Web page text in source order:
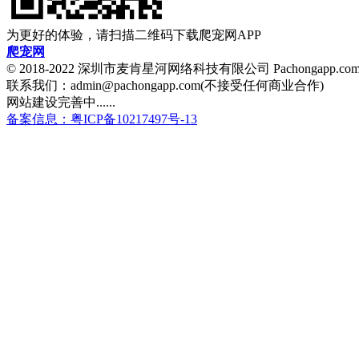
为更好的体验，请扫描二维码下载爬宠网APP
爬宠网
© 2018-2022 深圳市麦肯星河网络科技有限公司
联系我们：admin@pachongapp.com(不接受任何商业合作)
网站建设完善中......
备案信息：粤ICP备10217497号-13